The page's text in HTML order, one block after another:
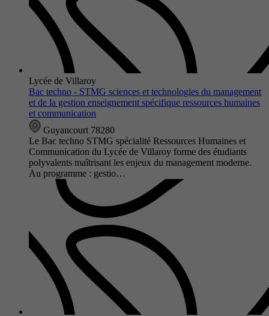
Lycée de Villaroy
Bac techno - STMG sciences et technologies du management
et de la gestion enseignement spécifique ressources humaines
et communication
Guyancourt 78280
Le Bac techno STMG spécialité Ressources Humaines et
Communication du Lycée de Villaroy forme des étudiants
polyvalents maîtrisant les enjeux du management moderne.
Au programme : gestio…